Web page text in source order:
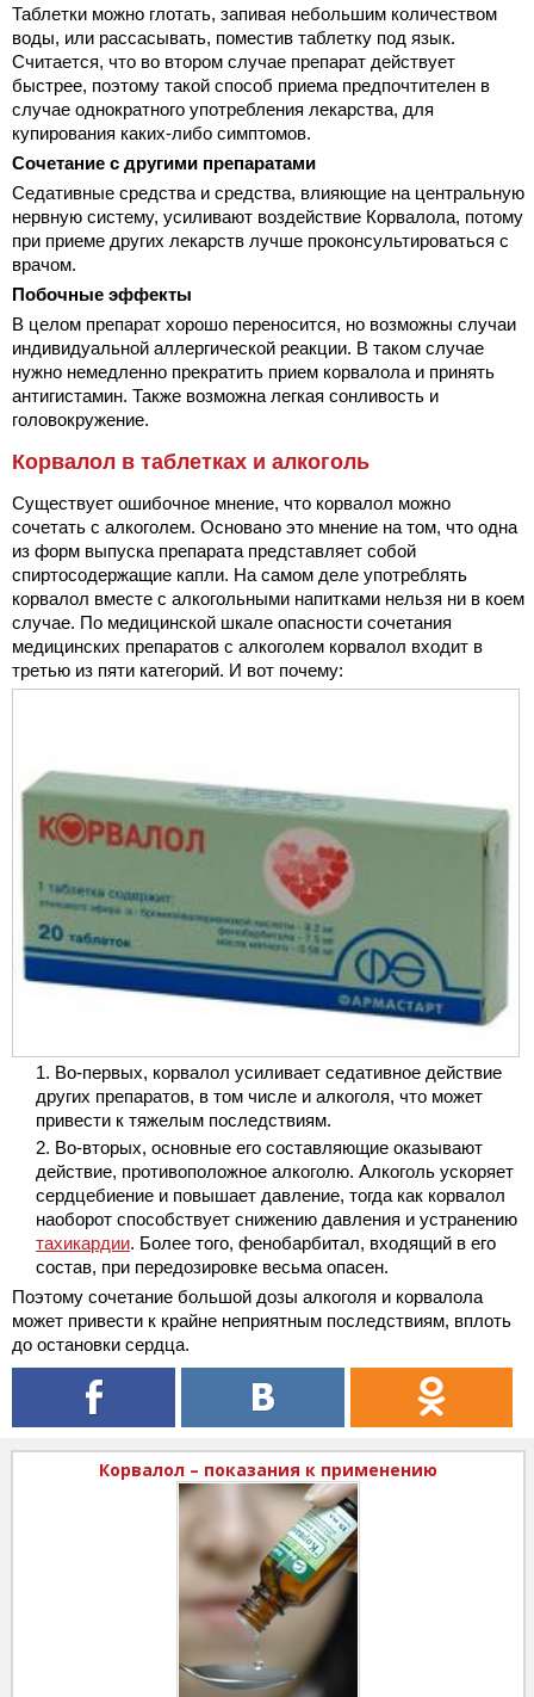
Таблетки можно глотать, запивая небольшим количеством
воды, или рассасывать, поместив таблетку под язык.
Считается, что во втором случае препарат действует
быстрее, поэтому такой способ приема предпочтителен в
случае однократного употребления лекарства, для
купирования каких-либо симптомов.
Сочетание с другими препаратами
Седативные средства и средства, влияющие на центральную
нервную систему, усиливают воздействие Корвалола, потому
при приеме других лекарств лучше проконсультироваться с
врачом.
Побочные эффекты
В целом препарат хорошо переносится, но возможны случаи
индивидуальной аллергической реакции. В таком случае
нужно немедленно прекратить прием корвалола и принять
антигистамин. Также возможна легкая сонливость и
головокружение.
Корвалол в таблетках и алкоголь
Существует ошибочное мнение, что корвалол можно
сочетать с алкоголем. Основано это мнение на том, что одна
из форм выпуска препарата представляет собой
спиртосодержащие капли. На самом деле употреблять
корвалол вместе с алкогольными напитками нельзя ни в коем
случае. По медицинской шкале опасности сочетания
медицинских препаратов с алкоголем корвалол входит в
третью из пяти категорий. И вот почему:
Во-первых, корвалол усиливает седативное действие
других препаратов, в том числе и алкоголя, что может
привести к тяжелым последствиям.
Во-вторых, основные его составляющие оказывают
действие, противоположное алкоголю. Алкоголь ускоряет
сердцебиение и повышает давление, тогда как корвалол
наоборот способствует снижению давления и устранению
тахикардии. Более того, фенобарбитал, входящий в его
состав, при передозировке весьма опасен.
Поэтому сочетание большой дозы алкоголя и корвалола
может привести к крайне неприятным последствиям, вплоть
до остановки сердца.
Корвалол – показания к применению